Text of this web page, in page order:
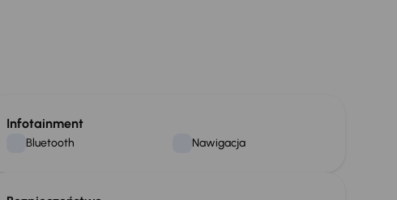
Infotainment
Bluetooth Nawigacja